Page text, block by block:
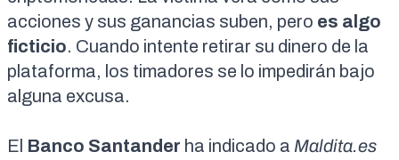
acciones y sus ganancias suben, pero es algo
ficticio. Cuando intente retirar su dinero de la
plataforma, los timadores se lo impedirán bajo
alguna excusa.
El Banco Santander ha indicado a Maldita.es